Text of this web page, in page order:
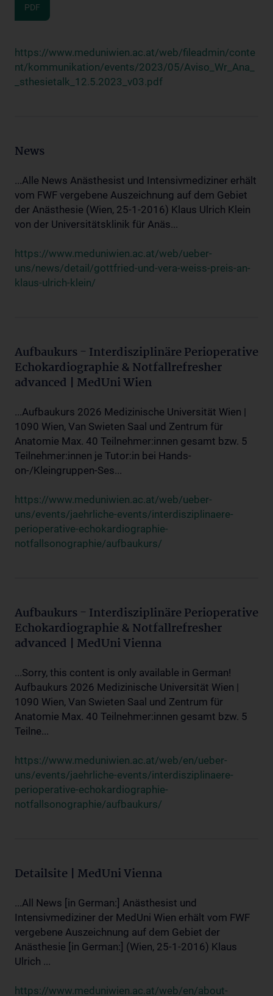
PDF
https://www.meduniwien.ac.at/web/fileadmin/conte
nt/kommunikation/events/2023/05/Aviso_Wr_Ana_
_sthesietalk_12.5.2023_v03.pdf
News
...Alle News Anästhesist und Intensivmediziner erhält
vom FWF vergebene Auszeichnung auf dem Gebiet
der Anästhesie (Wien, 25-1-2016) Klaus Ulrich Klein
von der Universitätsklinik für Anäs...
https://www.meduniwien.ac.at/web/ueber-
uns/news/detail/gottfried-und-vera-weiss-preis-an-
klaus-ulrich-klein/
Aufbaukurs - Interdisziplinäre Perioperative
Echokardiographie & Notfallrefresher
advanced | MedUni Wien
...Aufbaukurs 2026 Medizinische Universität Wien |
1090 Wien, Van Swieten Saal und Zentrum für
Anatomie Max. 40 Teilnehmer:innen gesamt bzw. 5
Teilnehmer:innen je Tutor:in bei Hands-
on-/Kleingruppen-Ses...
https://www.meduniwien.ac.at/web/ueber-
uns/events/jaehrliche-events/interdisziplinaere-
perioperative-echokardiographie-
notfallsonographie/aufbaukurs/
Aufbaukurs - Interdisziplinäre Perioperative
Echokardiographie & Notfallrefresher
advanced | MedUni Vienna
...Sorry, this content is only available in German!
Aufbaukurs 2026 Medizinische Universität Wien |
1090 Wien, Van Swieten Saal und Zentrum für
Anatomie Max. 40 Teilnehmer:innen gesamt bzw. 5
Teilne...
https://www.meduniwien.ac.at/web/en/ueber-
uns/events/jaehrliche-events/interdisziplinaere-
perioperative-echokardiographie-
notfallsonographie/aufbaukurs/
Detailsite | MedUni Vienna
...All News [in German:] Anästhesist und
Intensivmediziner der MedUni Wien erhält vom FWF
vergebene Auszeichnung auf dem Gebiet der
Anästhesie [in German:] (Wien, 25-1-2016) Klaus
Ulrich ...
https://www.meduniwien.ac.at/web/en/about-